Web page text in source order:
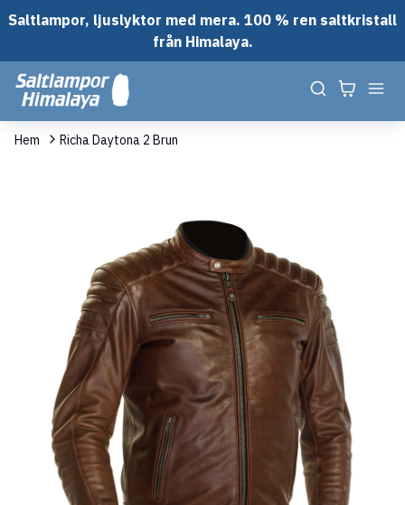
Saltlampor, ljuslyktor med mera. 100 % ren saltkristall
från Himalaya.
Hem Richa Daytona 2 Brun